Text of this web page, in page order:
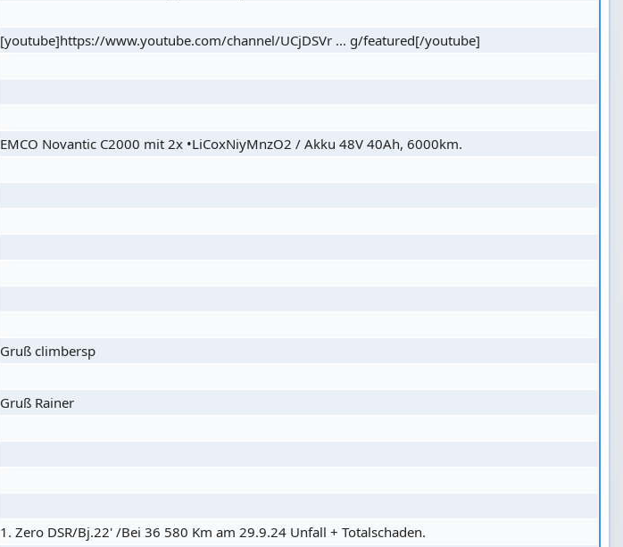
[youtube]https://www.youtube.com/channel/UCjDSVr ... g/featured[/youtube]
EMCO Novantic C2000 mit 2x •LiCoxNiyMnzO2 / Akku 48V 40Ah, 6000km.
Gruß climbersp
Gruß Rainer
1. Zero DSR/Bj.22' /Bei 36 580 Km am 29.9.24 Unfall + Totalschaden.